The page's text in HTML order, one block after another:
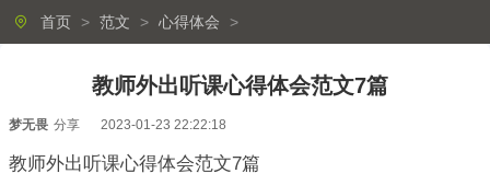
首页 > 范文 > 心得体会 >
教师外出听课心得体会范文7篇
梦无畏 分享 2023-01-23 22:22:18
教师外出听课心得体会范文7篇